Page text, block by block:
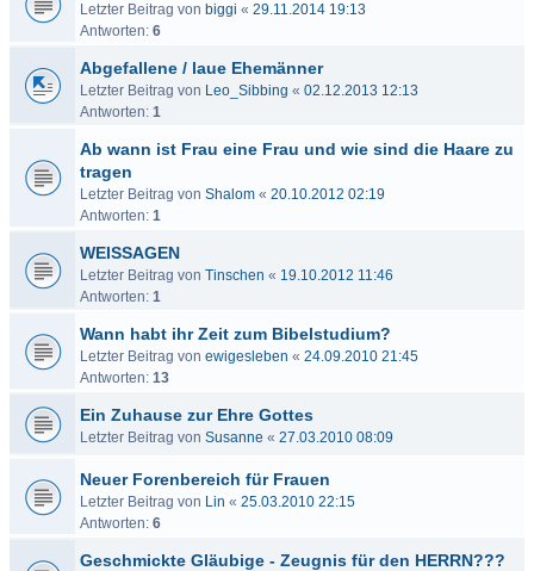
Letzter Beitrag von biggi « 29.11.2014 19:13
Antworten: 6
Abgefallene / laue Ehemänner
Letzter Beitrag von Leo_Sibbing « 02.12.2013 12:13
Antworten: 1
Ab wann ist Frau eine Frau und wie sind die Haare zu
tragen
Letzter Beitrag von Shalom « 20.10.2012 02:19
Antworten: 1
WEISSAGEN
Letzter Beitrag von Tinschen « 19.10.2012 11:46
Antworten: 1
Wann habt ihr Zeit zum Bibelstudium?
Letzter Beitrag von ewigesleben « 24.09.2010 21:45
Antworten: 13
Ein Zuhause zur Ehre Gottes
Letzter Beitrag von Susanne « 27.03.2010 08:09
Neuer Forenbereich für Frauen
Letzter Beitrag von Lin « 25.03.2010 22:15
Antworten: 6
Geschmickte Gläubige - Zeugnis für den HERRN???